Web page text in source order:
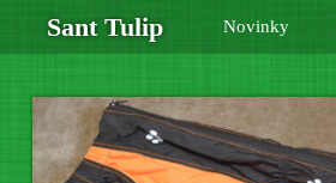
Sant Tulip Novinky